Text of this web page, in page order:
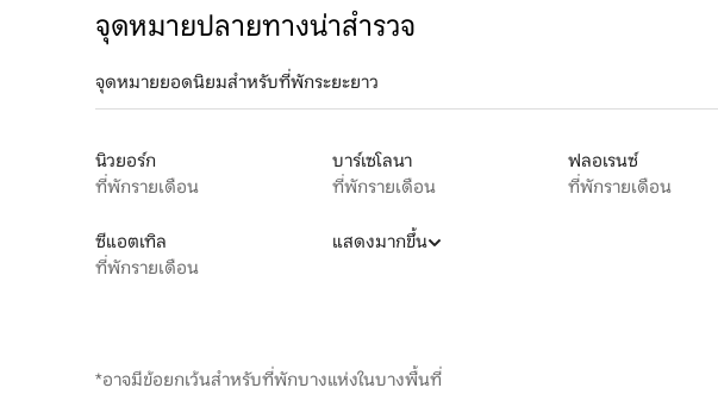
จุดหมายปลายทางน่าสำรวจ
จุดหมายยอดนิยมสำหรับที่พักระยะยาว
นิวยอร์ก
ที่พักรายเดือน
บาร์เซโลนา
ที่พักรายเดือน
ฟลอเรนซ์
ที่พักรายเดือน
ซีแอตเทิล
ที่พักรายเดือน
แสดงมากขึ้น
*อาจมีข้อยกเว้นสำหรับที่พักบางแห่งในบางพื้นที่